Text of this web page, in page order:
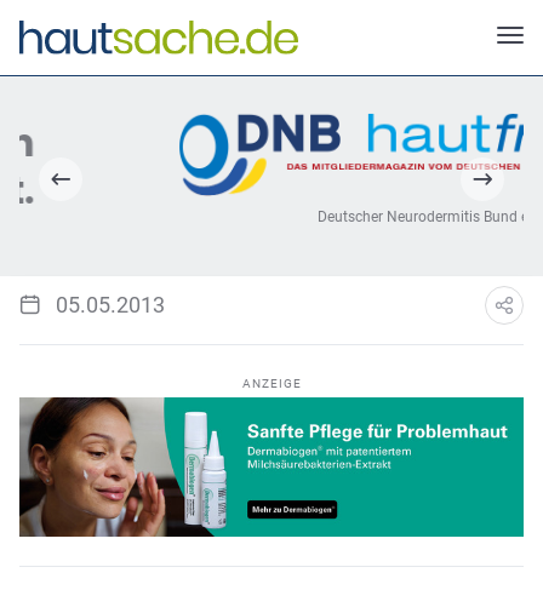
Deutscher Neurodermitis Bund e.V.
05.05.2013
ANZEIGE